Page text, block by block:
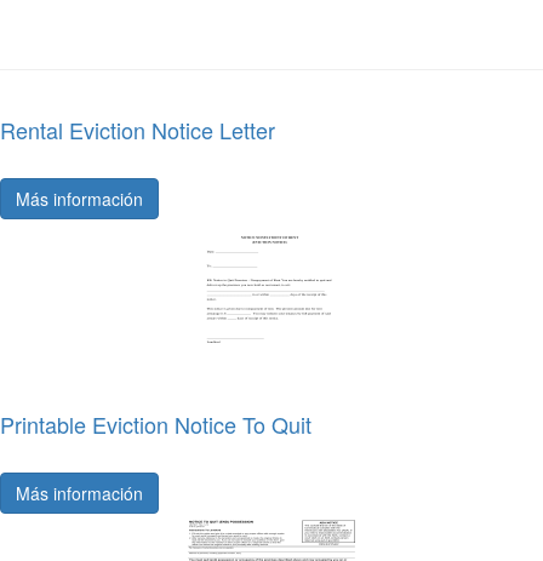
Rental Eviction Notice Letter
Más información
Printable Eviction Notice To Quit
Más información